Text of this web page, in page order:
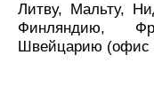
Литву, Мальту,
Финляндию,
Швейцарию (офис